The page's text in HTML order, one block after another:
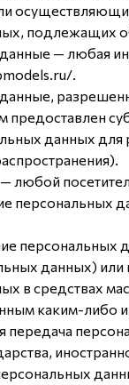
подлежащих
— любая
.
предоставлен
данных
любой
персональных
данных) или
в средствах
каким-либо
передача